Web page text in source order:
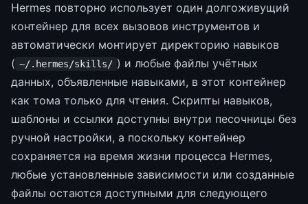
Hermes повторно использует один долгоживущий
контейнер для всех вызовов инструментов и
автоматически монтирует директорию навыков
( ~/.hermes/skills/ ) и любые файлы учётных
данных, объявленные навыками, в этот контейнер
как тома только для чтения. Скрипты навыков,
шаблоны и ссылки доступны внутри песочницы без
ручной настройки, а поскольку контейнер
сохраняется на время жизни процесса Hermes,
любые установленные зависимости или созданные
файлы остаются доступными для следующего